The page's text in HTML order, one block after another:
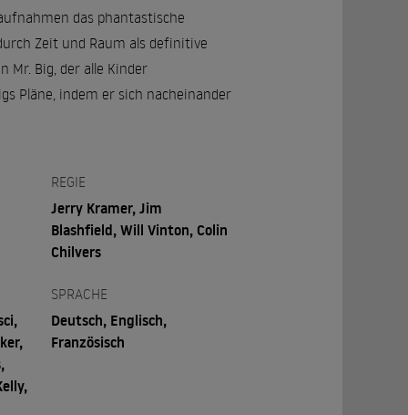
das phantastische
Zeit und Raum als definitive
Mr. Big, der alle Kinder
Pläne, indem er sich nacheinander
REGIE
Jerry Kramer, Jim
Blashfield, Will Vinton, Colin
Chilvers
SPRACHE
Deutsch, Englisch,
Französisch